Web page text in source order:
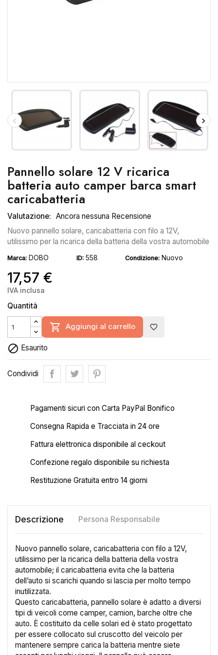
Pannello solare 12 V ricarica
batteria auto camper barca smart
caricabatteria
Valutazione: Ancora nessuna Recensione
Nuovo pannello solare, caricabatteria con filo a 12V,
utilissimo per la ricarica della batteria della vostra automobile
Marca: DOBO ID: 558 Condizione: Nuovo
17,57 €
IVA inclusa
Quantità
 Aggiungi al carrello favorite_border
 Esaurito
Condividi
Pagamenti sicuri con Carta PayPal Bonifico
Consegna Rapida e Tracciata in 24 ore
Fattura elettronica disponibile al ceckout
Confezione regalo disponibile su richiesta
Restituzione Gratuita entro 14 giorni
Descrizione Persona Responsabile
Nuovo pannello solare, caricabatteria con filo a 12V,
utilissimo per la ricarica della batteria della vostra
automobile; il caricabatteria evita che la batteria
dell’auto si scarichi quando si lascia per molto tempo
inutilizzata.
Questo caricabatteria, pannello solare è adatto a diversi
tipi di veicoli come camper, camion, barche oltre che
auto. È costituito da celle solari ed è stato progettato
per essere collocato sul cruscotto del veicolo per
mantenere sempre carica la batteria mentre siete